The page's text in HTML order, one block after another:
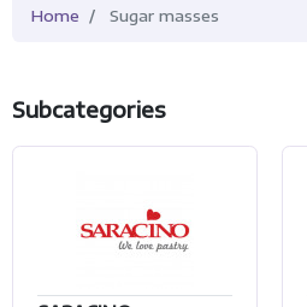
Home Sugar masses
Subcategories